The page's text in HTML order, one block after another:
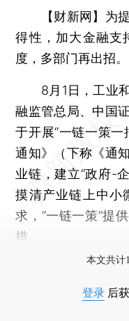
【财新网】 为
得性，加大金融支
度，多部门再出招。
8月1日，工业和
融监管总局、中国
于开展“一链一策
通知》（下称《通
业链，建立“政府-
摸清产业链上中小
求，“一链一策”提
措。
本文共计
登录 后